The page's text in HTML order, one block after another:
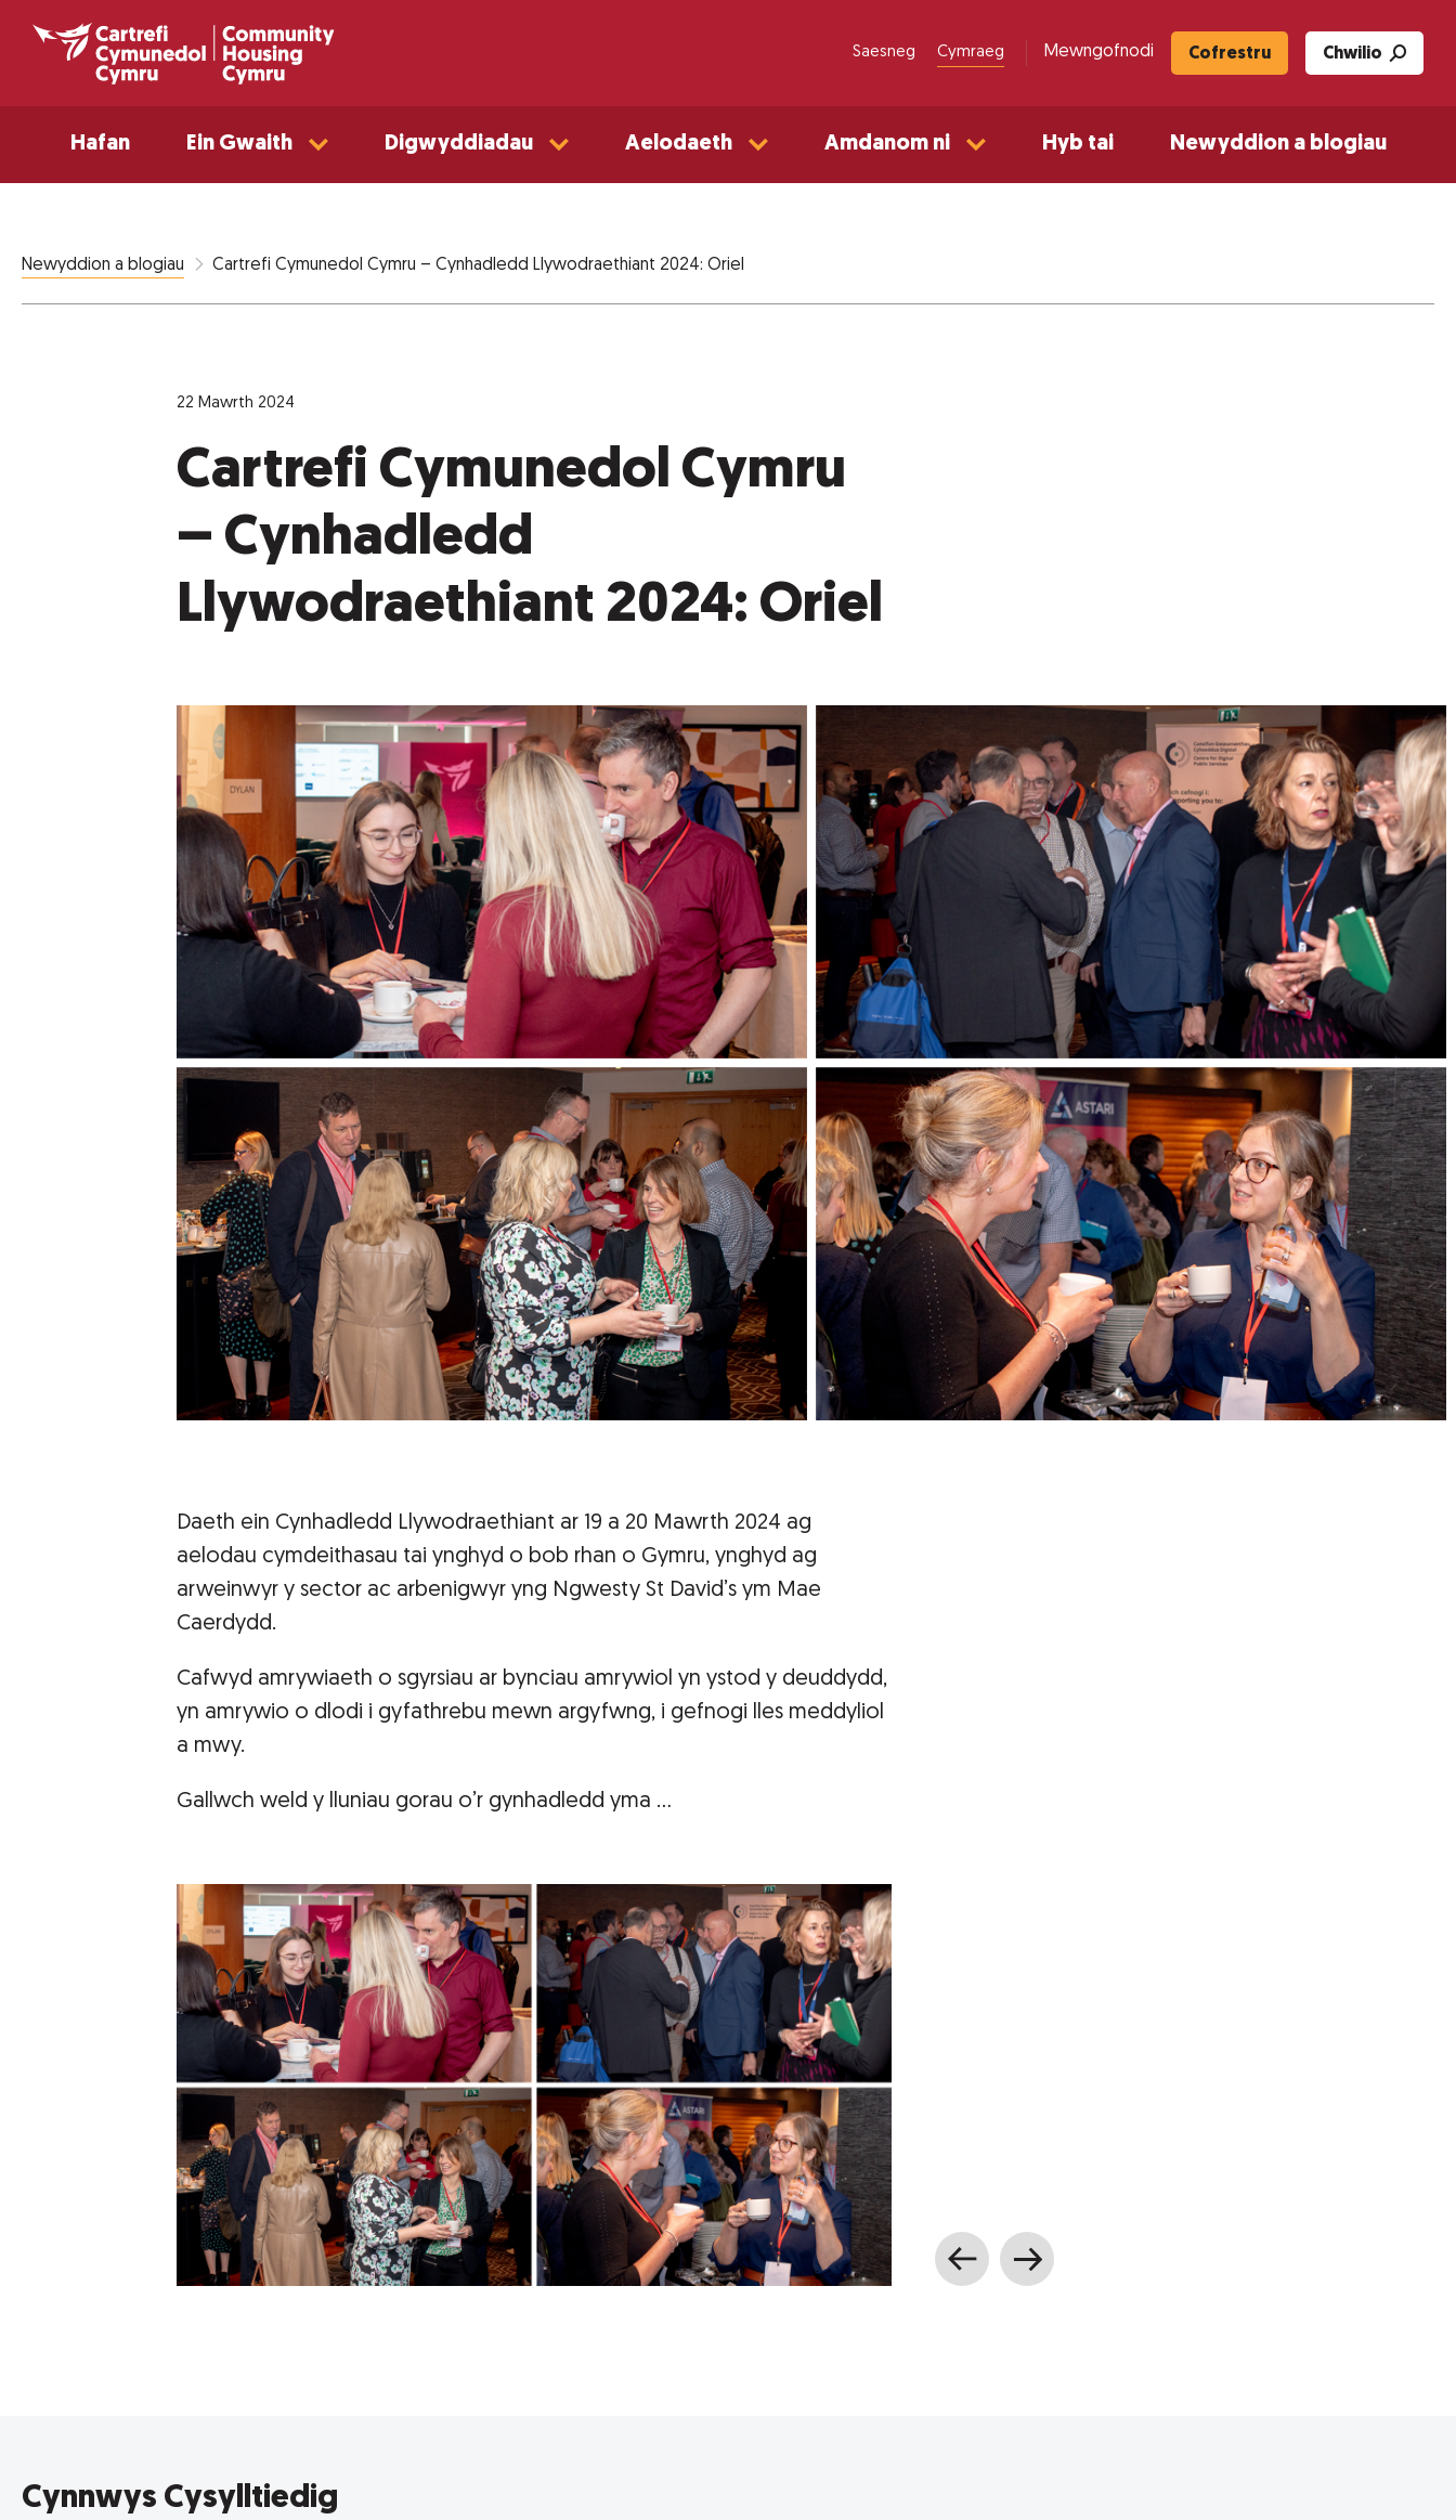
Saesneg Cymraeg Mewngofnodi Cofrestru Chwilio
Hafan Ein Gwaith Digwyddiadau Aelodaeth Amdanom ni Hyb tai Newyddion a blogiau
Newyddion a blogiau Cartrefi Cymunedol Cymru – Cynhadledd Llywodraethiant 2024: Oriel
22 Mawrth 2024
Cartrefi Cymunedol Cymru
– Cynhadledd
Llywodraethiant 2024: Oriel
Daeth ein Cynhadledd Llywodraethiant ar 19 a 20 Mawrth 2024 ag
aelodau cymdeithasau tai ynghyd o bob rhan o Gymru, ynghyd ag
arweinwyr y sector ac arbenigwyr yng Ngwesty St David’s ym Mae
Caerdydd.
Cafwyd amrywiaeth o sgyrsiau ar bynciau amrywiol yn ystod y deuddydd,
yn amrywio o dlodi i gyfathrebu mewn argyfwng, i gefnogi lles meddyliol
a mwy.
Gallwch weld y lluniau gorau o’r gynhadledd yma ...
Cynnwys Cysylltiedig